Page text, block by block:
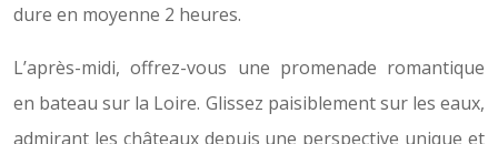
dure en moyenne 2 heures.
L’après-midi, offrez-vous une promenade romantique
en bateau sur la Loire. Glissez paisiblement sur les eaux,
admirant les châteaux depuis une perspective unique et